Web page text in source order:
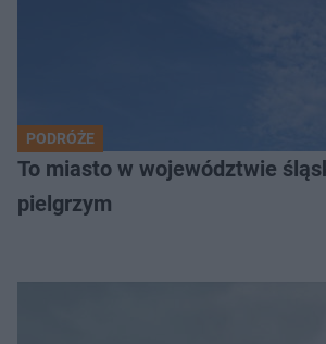
PODRÓŻE
To miasto w województwie
pielgrzym